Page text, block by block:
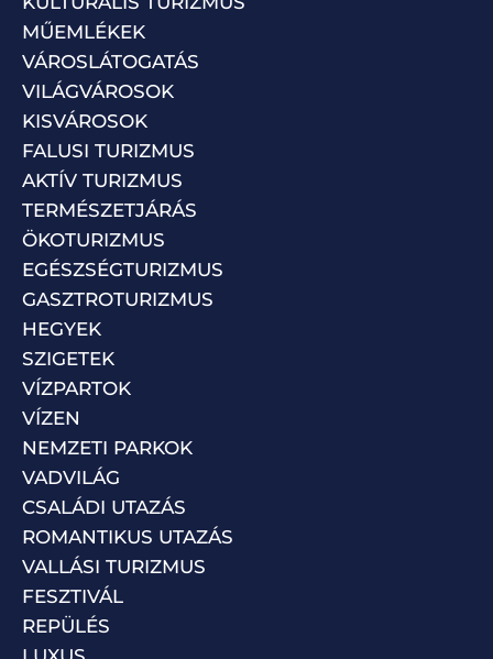
MŰEMLÉKEK
VÁROSLÁTOGATÁS
VILÁGVÁROSOK
KISVÁROSOK
FALUSI TURIZMUS
AKTÍV TURIZMUS
TERMÉSZETJÁRÁS
ÖKOTURIZMUS
EGÉSZSÉGTURIZMUS
GASZTROTURIZMUS
HEGYEK
SZIGETEK
VÍZPARTOK
VÍZEN
NEMZETI PARKOK
VADVILÁG
CSALÁDI UTAZÁS
ROMANTIKUS UTAZÁS
VALLÁSI TURIZMUS
FESZTIVÁL
REPÜLÉS